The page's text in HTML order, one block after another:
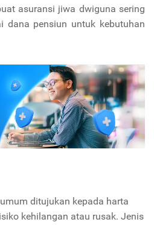
asuransi jiwa dwiguna sering
dana pensiun untuk kebutuhan
ditujukan kepada harta
kehilangan atau rusak. Jenis